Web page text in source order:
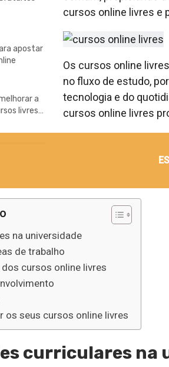
apostar
a
livres…
cursos online livres e
Os cursos online
no fluxo de estudo,
tecnologia e do
cursos online livres
na universidade
de trabalho
cursos online livres
os seus cursos online livres
curriculares na